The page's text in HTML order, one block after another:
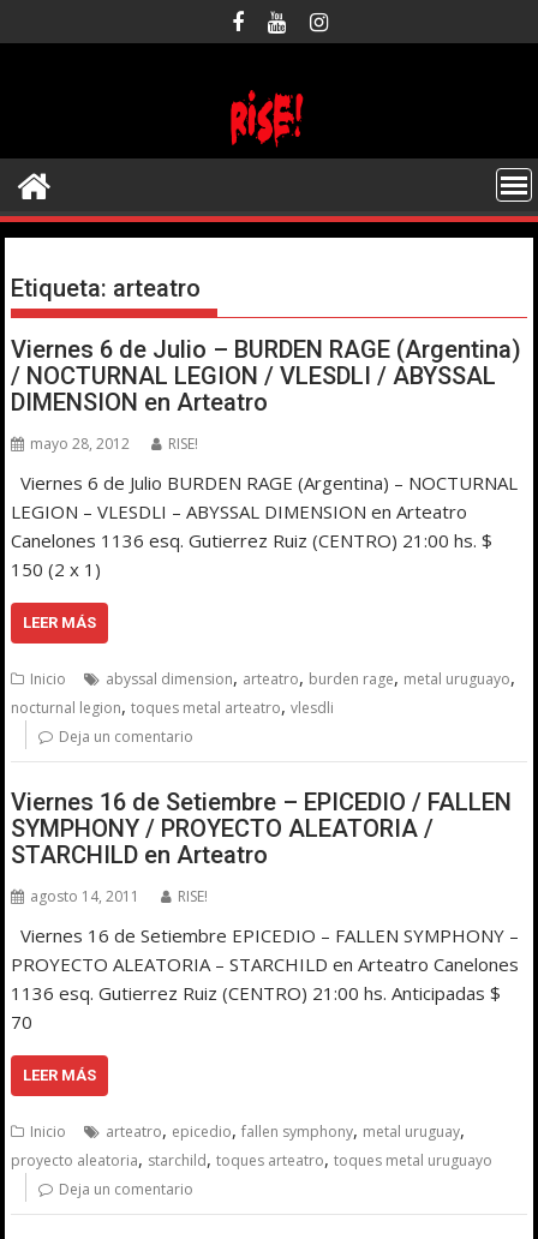
al
Etiqueta: arteatro
Viernes 6 de Julio – BURDEN RAGE (Argentina)
/ NOCTURNAL LEGION / VLESDLI / ABYSSAL
DIMENSION en Arteatro
mayo 28, 2012 RISE!
Viernes 6 de Julio BURDEN RAGE (Argentina) – NOCTURNAL
LEGION – VLESDLI – ABYSSAL DIMENSION en Arteatro
Canelones 1136 esq. Gutierrez Ruiz (CENTRO) 21:00 hs. $
150 (2 x 1)
LEER MÁS
Inicio abyssal dimension, arteatro, burden rage, metal uruguayo,
nocturnal legion,toques metal arteatro,vlesdli
Deja un comentario
Viernes 16 de Setiembre – EPICEDIO / FALLEN
SYMPHONY / PROYECTO ALEATORIA /
STARCHILD en Arteatro
agosto 14, 2011 RISE!
Viernes 16 de Setiembre EPICEDIO – FALLEN SYMPHONY –
PROYECTO ALEATORIA – STARCHILD en Arteatro Canelones
1136 esq. Gutierrez Ruiz (CENTRO) 21:00 hs. Anticipadas $
70
LEER MÁS
Inicio arteatro, epicedio,fallen symphony, metal uruguay,
proyecto aleatoria, starchild,toques arteatro,toques metal uruguayo
Deja un comentario